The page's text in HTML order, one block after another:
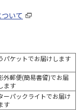
いて
パケットでお届けします
外郵便(簡易書留)でお届
ます
ーパックライトでお届け
す